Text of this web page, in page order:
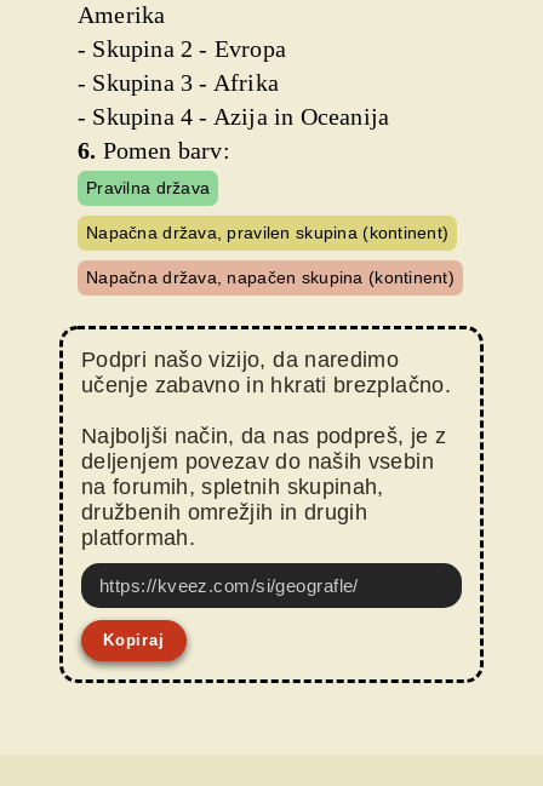
Amerika
- Skupina 2 - Evropa
- Skupina 3 - Afrika
- Skupina 4 - Azija in Oceanija
6. Pomen barv:
Pravilna država
Napačna država, pravilen skupina (kontinent)
Napačna država, napačen skupina (kontinent)
Podpri našo vizijo, da naredimo
učenje zabavno in hkrati brezplačno.
Najboljši način, da nas podpreš, je z
deljenjem povezav do naših vsebin
na forumih, spletnih skupinah,
družbenih omrežjih in drugih
platformah.
https://kveez.com/si/geografle/
Kopiraj